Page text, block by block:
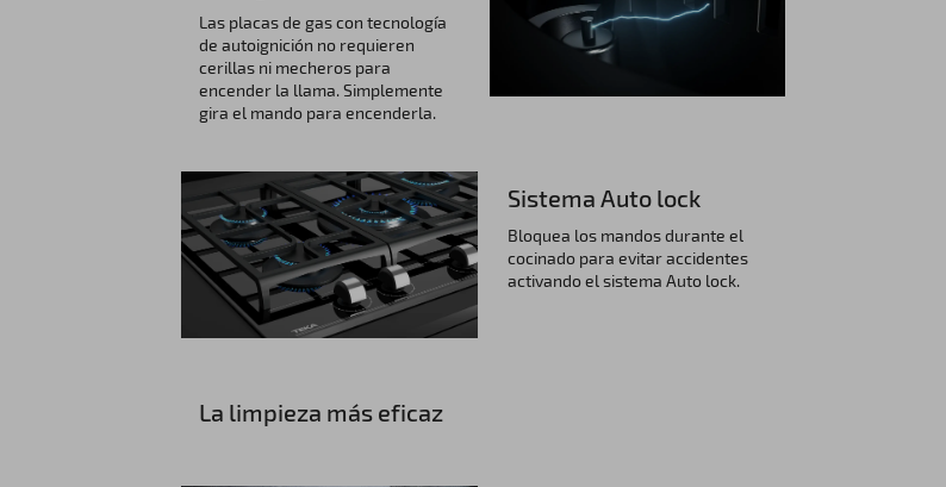
Las placas de gas con tecnología
de autoignición no requieren
cerillas ni mecheros para
encender la llama. Simplemente
gira el mando para encenderla.
Sistema Auto lock
Bloquea los mandos durante el
cocinado para evitar accidentes
activando el sistema Auto lock.
La limpieza más eficaz